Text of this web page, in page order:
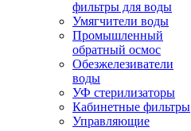
фильтры для воды
Умягчители воды
Промышленный
обратный осмос
Обезжелезиватели
воды
УФ стерилизаторы
Кабинетные фильтры
Управляющие